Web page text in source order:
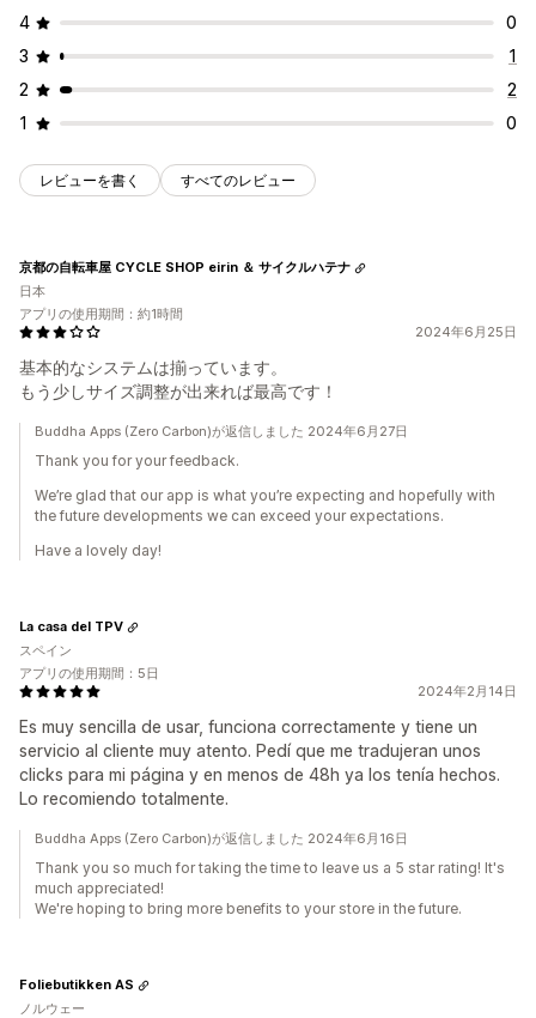
4
0
3
1
2
2
1
0
レビューを書く すべてのレビュー
2024年6月25日
基本的なシステムは揃っています。
もう少しサイズ調整が出来れば最高です！
京都の自転車屋 CYCLE SHOP eirin ＆ サイクルハテナ
日本
アプリの使用期間：約1時間
Buddha Apps (Zero Carbon)が返信しました 2024年6月27日
Thank you for your feedback.
We’re glad that our app is what you’re expecting and hopefully with
the future developments we can exceed your expectations.
Have a lovely day!
2024年2月14日
Es muy sencilla de usar, funciona correctamente y tiene un
servicio al cliente muy atento. Pedí que me tradujeran unos
clicks para mi página y en menos de 48h ya los tenía hechos.
Lo recomiendo totalmente.
La casa del TPV
スペイン
アプリの使用期間：5日
Buddha Apps (Zero Carbon)が返信しました 2024年6月16日
Thank you so much for taking the time to leave us a 5 star rating! It's
much appreciated!
We're hoping to bring more benefits to your store in the future.
Foliebutikken AS
ノルウェー